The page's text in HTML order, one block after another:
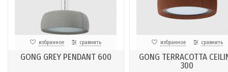
избранное сравнить
GONG GREY PENDANT 600
избранное сравнить
GONG TERRACOTTA
300